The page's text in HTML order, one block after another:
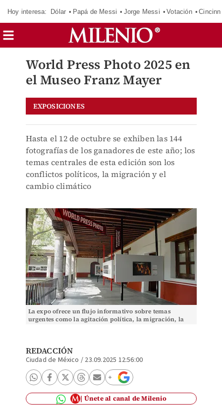
Hoy interesa: Dólar Papá de Messi Jorge Messi Votación
World Press Photo 2025 en
el Museo Franz Mayer
EXPOSICIONES
Hasta el 12 de octubre se exhiben las 144
fotografías de los ganadores de este año; los
temas centrales de esta edición son los
conflictos políticos, la migración y el
cambio climático
La expo ofrece un flujo informativo sobre temas
urgentes como la agitación política, la migración, la
REDACCIÓN
Ciudad de México / 23.09.2025 12:56:00
Únete al canal de Milenio